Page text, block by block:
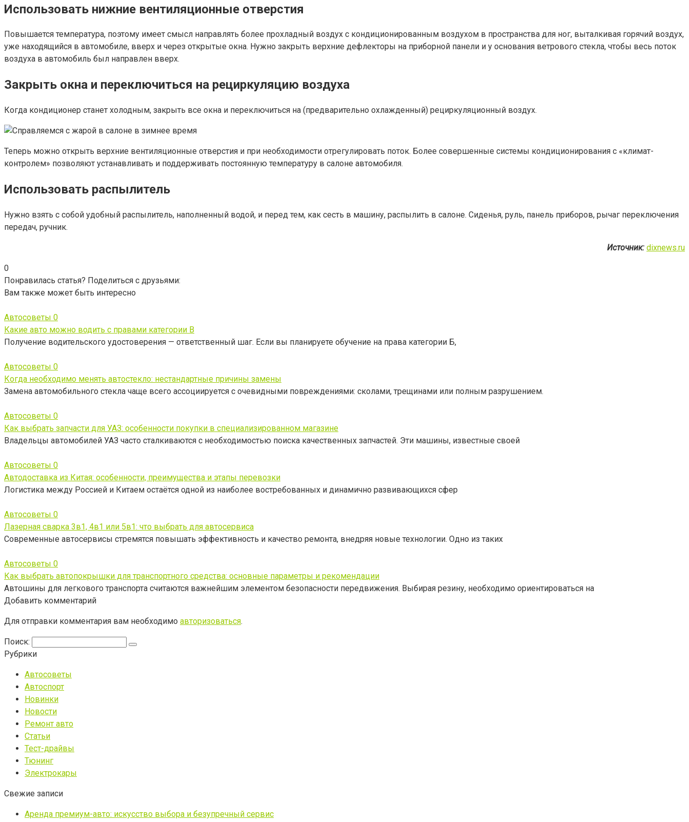
Использовать нижние вентиляционные отверстия
Повышается температура, поэтому имеет смысл направлять более прохладный воздух с кондиционированным воздухом в пространства для ног, выталкивая горячий воздух,
уже находящийся в автомобиле, вверх и через открытые окна. Нужно закрыть верхние дефлекторы на приборной панели и у основания ветрового стекла, чтобы весь поток
воздуха в автомобиль был направлен вверх.
Закрыть окна и переключиться на рециркуляцию воздуха
Когда кондиционер станет холодным, закрыть все окна и переключиться на (предварительно охлажденный) рециркуляционный воздух.
Теперь можно открыть верхние вентиляционные отверстия и при необходимости отрегулировать поток. Более совершенные системы кондиционирования с «климат-
контролем» позволяют устанавливать и поддерживать постоянную температуру в салоне автомобиля.
Использовать распылитель
Нужно взять с собой удобный распылитель, наполненный водой, и перед тем, как сесть в машину, распылить в салоне. Сиденья, руль, панель приборов, рычаг переключения
передач, ручник.
Источник: dixnews.ru
0
Понравилась статья? Поделиться с друзьями:
Вам также может быть интересно
Автосоветы 0
Какие авто можно водить с правами категории B
Получение водительского удостоверения — ответственный шаг. Если вы планируете обучение на права категории Б,
Автосоветы 0
Когда необходимо менять автостекло: нестандартные причины замены
Замена автомобильного стекла чаще всего ассоциируется с очевидными повреждениями: сколами, трещинами или полным разрушением.
Автосоветы 0
Как выбрать запчасти для УАЗ: особенности покупки в специализированном магазине
Владельцы автомобилей УАЗ часто сталкиваются с необходимостью поиска качественных запчастей. Эти машины, известные своей
Автосоветы 0
Автодоставка из Китая: особенности, преимущества и этапы перевозки
Логистика между Россией и Китаем остаётся одной из наиболее востребованных и динамично развивающихся сфер
Автосоветы 0
Лазерная сварка 3в1, 4в1 или 5в1: что выбрать для автосервиса
Современные автосервисы стремятся повышать эффективность и качество ремонта, внедряя новые технологии. Одно из таких
Автосоветы 0
Как выбрать автопокрышки для транспортного средства: основные параметры и рекомендации
Автошины для легкового транспорта считаются важнейшим элементом безопасности передвижения. Выбирая резину, необходимо ориентироваться на
Добавить комментарий
Для отправки комментария вам необходимо авторизоваться.
Поиск:
Рубрики
Автосоветы
Автоспорт
Новинки
Новости
Ремонт авто
Статьи
Тест-драйвы
Тюнинг
Электрокары
Свежие записи
Аренда премиум-авто: искусство выбора и безупречный сервис